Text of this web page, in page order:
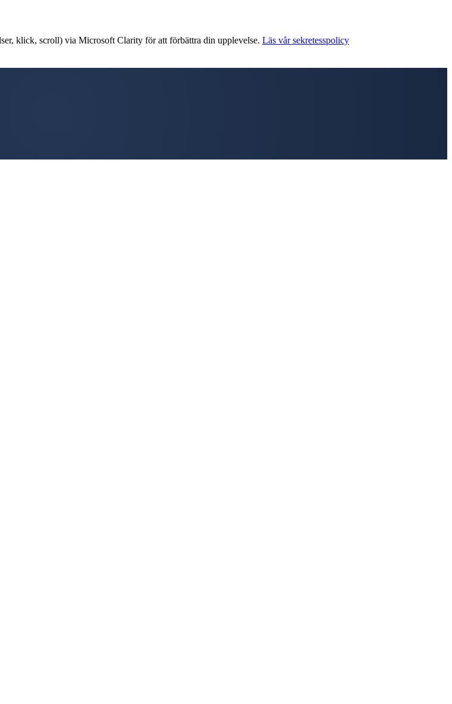
klick, scroll) via Microsoft Clarity för att förbättra din upplevelse. Läs vår sekretesspolicy